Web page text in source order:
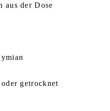
aus der Dose
getrocknet